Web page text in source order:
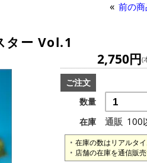
前の商
ター Vol.1
2,750円(
ご注文
数量
在庫
通販 100
在庫の数はリアルタイ
店舗の在庫を通信販